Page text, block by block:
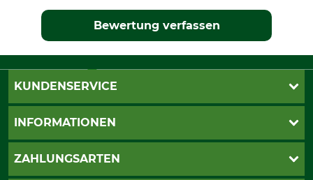
Bewertung verfassen
KUNDENSERVICE
Live-Shopping
INFORMATIONEN
AGB
ZAHLUNGSARTEN